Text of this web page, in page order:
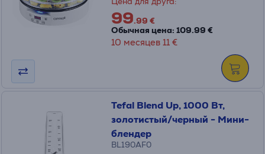
99.99 €
Обычная цена: 109.99 €
10 месяцев 11 €
Tefal Blend Up, 1000 Вт,
золотистый/черный - Мини-
блендер
BL190AF0